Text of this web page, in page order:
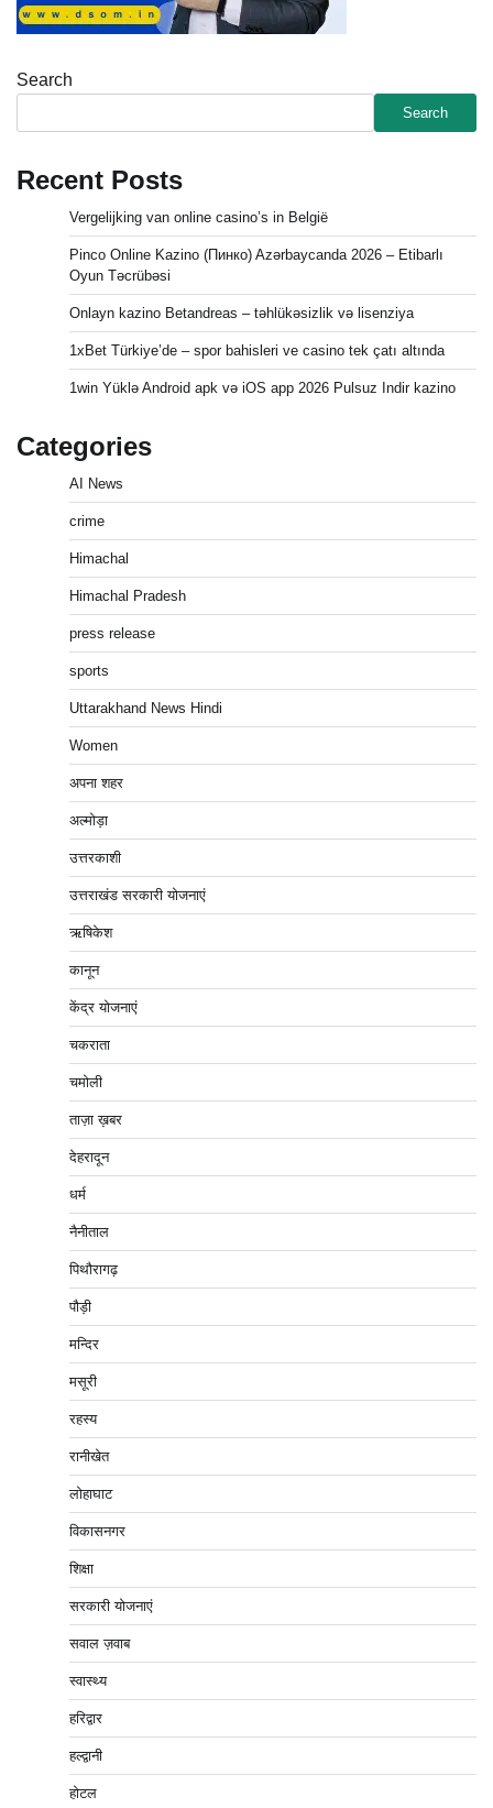
Search
Search
Recent Posts
Vergelijking van online casino’s in België
Pinco Online Kazino (Пинко) Azərbaycanda 2026 – Etibarlı
Oyun Təcrübəsi
Onlayn kazino Betandreas – təhlükəsizlik və lisenziya
1xBet Türkiye’de – spor bahisleri ve casino tek çatı altında
1win Yüklə Android apk və iOS app 2026 Pulsuz Indir kazino
Categories
AI News
crime
Himachal
Himachal Pradesh
press release
sports
Uttarakhand News Hindi
Women
अपना शहर
अल्मोड़ा
उत्तरकाशी
उत्तराखंड सरकारी योजनाएं
ऋषिकेश
कानून
केंद्र योजनाएं
चकराता
चमोली
ताज़ा ख़बर
देहरादून
धर्म
नैनीताल
पिथौरागढ़
पौड़ी
मन्दिर
मसूरी
रहस्य
रानीखेत
लोहाघाट
विकासनगर
शिक्षा
सरकारी योजनाएं
सवाल ज़वाब
स्वास्थ्य
हरिद्वार
हल्द्वानी
होटल